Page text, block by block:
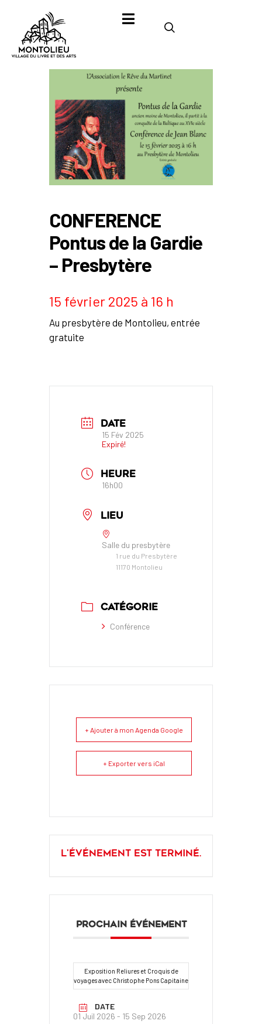
CONFERENCE
Pontus de la Gardie
– Presbytère
15 février 2025 à 16 h
Au presbytère de Montolieu, entrée
gratuite
DATE
15 Fév 2025
Expiré!
HEURE
16h00
LIEU
Salle du presbytère
1 rue du Presbytère
11170 Montolieu
CATÉGORIE
Conférence
+ Ajouter à mon Agenda Google
+ Exporter vers iCal
L'événement est terminé.
PROCHAIN ÉVÉNEMENT
Exposition Reliures et Croquis de
voyages avec Christophe Pons Capitaine
DATE
01 Juil 2026 - 15 Sep 2026